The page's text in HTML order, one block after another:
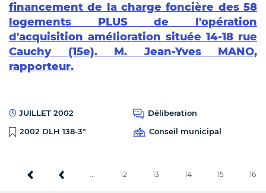
financement de la charge foncière des 58
logements PLUS de l'opération
d'acquisition amélioration située 14-18 rue
Cauchy (15e). M. Jean-Yves MANO,
rapporteur.
JUILLET 2002
Déliberation
2002 DLH 138-3°
Conseil municipal
... 12 13 14 15 16